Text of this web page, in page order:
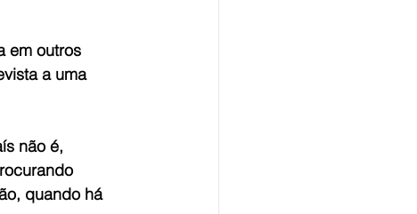
em outros
a uma
não é,
quando há